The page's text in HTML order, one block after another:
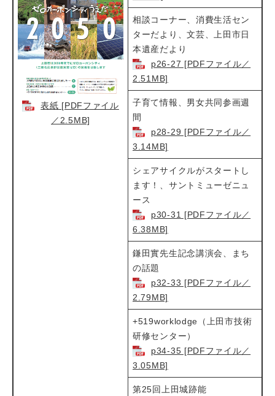
表紙 [PDFファイル
／2.5MB]
相談コーナー、消費生活セン
ターだより、文芸、上田市日
本遺産だより
p26-27 [PDFファイル／
2.51MB]
子育て情報、男女共同参画週
間
p28-29 [PDFファイル／
3.14MB]
シェアサイクルがスタートし
ます！、サントミューゼニュ
ース
p30-31 [PDFファイル／
6.38MB]
鎌田實先生記念講演会、まち
の話題
p32-33 [PDFファイル／
2.79MB]
+519worklodge（上田市技術
研修センター）
p34-35 [PDFファイル／
3.05MB]
第25回上田城跡能